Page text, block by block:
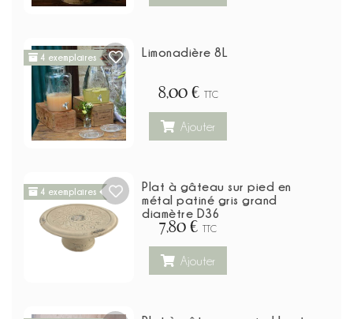
4 exemplaires Limonadière 8L
8,00 € TTC
Ajouter
4 exemplaires
Plat à gâteau sur pied en
métal patiné gris grand
diamètre D36
7,80 € TTC
Ajouter